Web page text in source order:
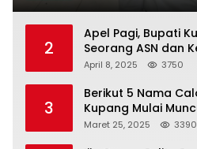
2
Apel Pagi, Bupati
Seorang ASN dan
April 8, 2025 3750
3
Berikut 5 Nama
Kupang Mulai
Maret 25, 2025 3390